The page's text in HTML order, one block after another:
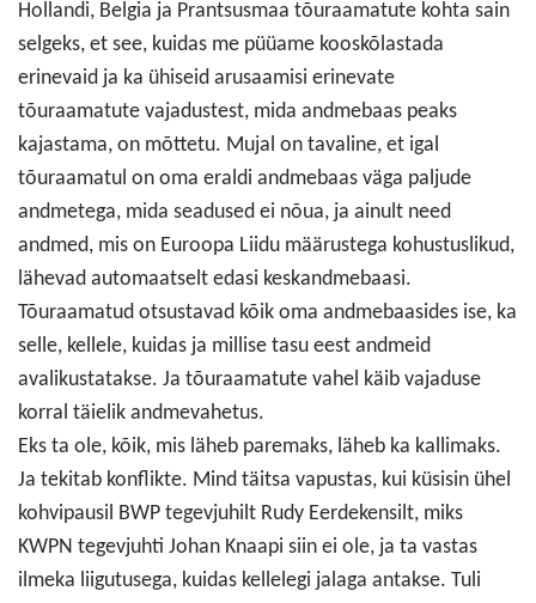
Hollandi, Belgia ja Prantsusmaa tõuraamatute kohta sain
selgeks, et see, kuidas me püüame kooskõlastada
erinevaid ja ka ühiseid arusaamisi erinevate
tõuraamatute vajadustest, mida andmebaas peaks
kajastama, on mõttetu. Mujal on tavaline, et igal
tõuraamatul on oma eraldi andmebaas väga paljude
andmetega, mida seadused ei nõua, ja ainult need
andmed, mis on Euroopa Liidu määrustega kohustuslikud,
lähevad automaatselt edasi keskandmebaasi.
Tõuraamatud otsustavad kõik oma andmebaasides ise, ka
selle, kellele, kuidas ja millise tasu eest andmeid
avalikustatakse. Ja tõuraamatute vahel käib vajaduse
korral täielik andmevahetus.
Eks ta ole, kõik, mis läheb paremaks, läheb ka kallimaks.
Ja tekitab konflikte. Mind täitsa vapustas, kui küsisin ühel
kohvipausil BWP tegevjuhilt Rudy Eerdekensilt, miks
KWPN tegevjuhti Johan Knaapi siin ei ole, ja ta vastas
ilmeka liigutusega, kuidas kellelegi jalaga antakse. Tuli